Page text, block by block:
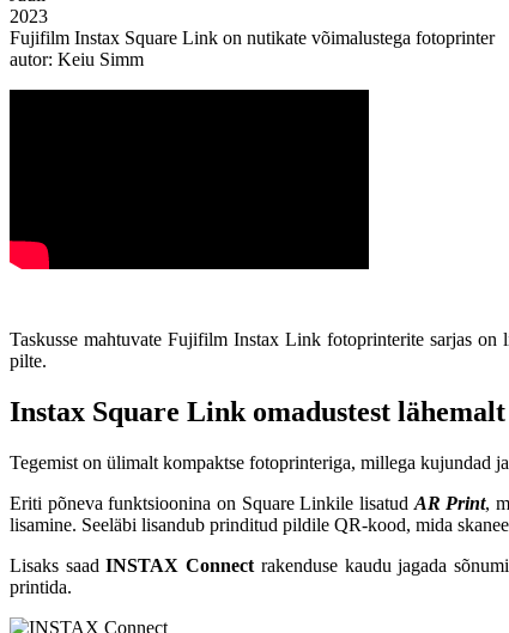
2023
Fujifilm Instax Square Link on nutikate võimalustega fotoprinter
autor: Keiu Simm
Taskusse mahtuvate Fujifilm Instax Link fotoprinterite sarjas on
pilte.
Instax Square Link omadustest lähemalt
Tegemist on ülimalt kompaktse fotoprinteriga, millega kujundad
Eriti põneva funktsioonina on Square Linkile lisatud AR Print,
lisamine. Seeläbi lisandub prinditud pildile QR-kood, mida
Lisaks saadINSTAX Connect rakenduse kaudu jagada
printida.